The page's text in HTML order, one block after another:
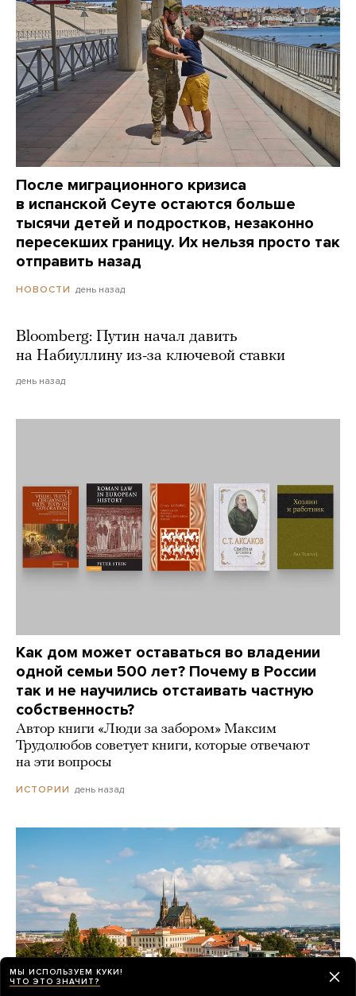
После миграционного кризиса
в испанской Сеуте остаются больше
тысячи детей и подростков, незаконно
пересекших границу. Их нельзя просто так
отправить назад
НОВОСТИ день назад
Bloomberg: Путин начал давить
на Набиуллину из-за ключевой ставки
день назад
Как дом может оставаться во владении
одной семьи 500 лет? Почему в России
так и не научились отстаивать частную
собственность?
Автор книги «Люди за забором» Максим
Трудолюбов советует книги, которые отвечают
на эти вопросы
ИСТОРИИ день назад
МЫ ИСПОЛЬЗУЕМ КУКИ!
ЧТО ЭТО ЗНАЧИТ?